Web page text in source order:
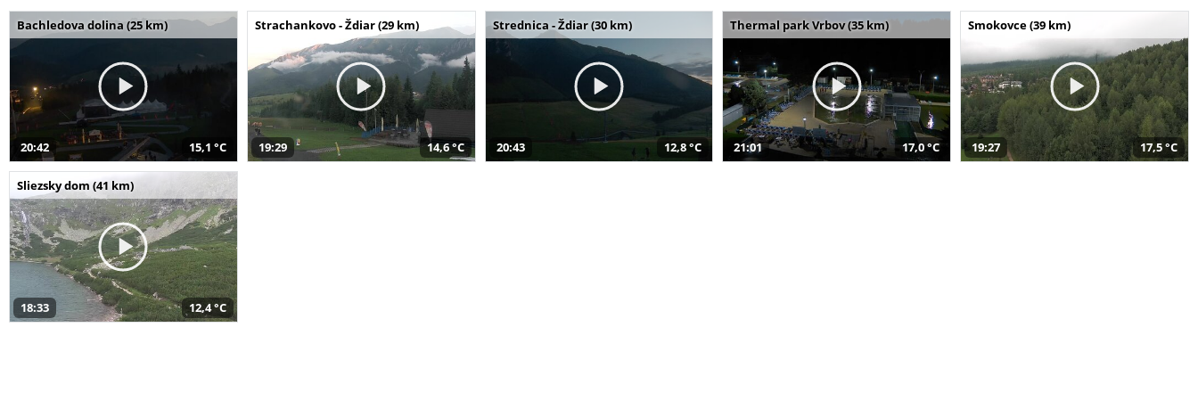
Bachledova dolina (25 km)
20:42 15,1 °C
Strachankovo - Ždiar (29 km)
19:29 14,6 °C
Strednica - Ždiar (30 km)
20:43 12,8 °C
Thermal park Vrbov (35 km)
21:01 17,0 °C
Smokovce (39 km)
19:27 17,5 °C
Sliezsky dom (41 km)
18:33 12,4 °C